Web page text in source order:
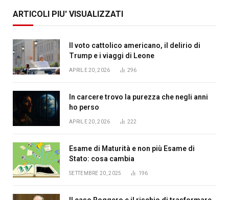
ARTICOLI PIU' VISUALIZZATI
Il voto cattolico americano, il delirio di
Trump e i viaggi di Leone
APRILE 20, 2026 296
In carcere trovo la purezza che negli anni
ho perso
APRILE 20, 2026 222
Esame di Maturità e non più Esame di
Stato: cosa cambia
SETTEMBRE 20, 2025 196